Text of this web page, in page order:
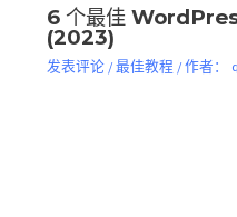
6 个最佳
(2023)
发表评论 /最佳教程 / 作者：